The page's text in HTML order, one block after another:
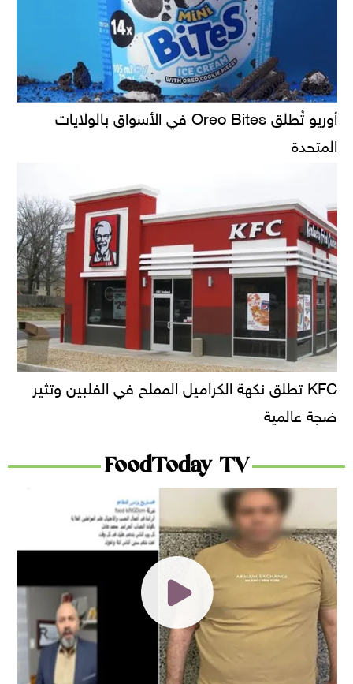
أوريو تُطلق Oreo Bites في الأسواق بالولايات
المتحدة
KFC تطلق نكهة الكراميل المملح في الفلبين وتثير
ضجة عالمية
FoodToday TV